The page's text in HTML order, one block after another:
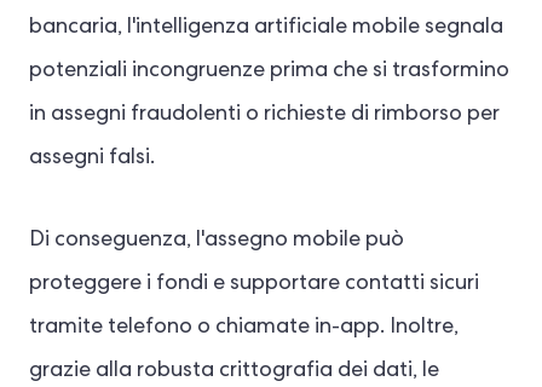
bancaria, l'intelligenza artificiale mobile segnala
potenziali incongruenze prima che si trasformino
in assegni fraudolenti o richieste di rimborso per
assegni falsi.
Di conseguenza, l'assegno mobile può
proteggere i fondi e supportare contatti sicuri
tramite telefono o chiamate in-app. Inoltre,
grazie alla robusta crittografia dei dati, le